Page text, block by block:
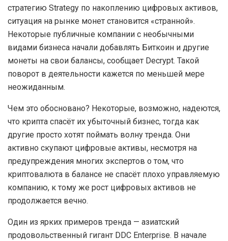
стратегию Strategy по накоплению цифровых активов,
ситуация на рынке монет становится «странной».
Некоторые публичные компании с необычными
видами бизнеса начали добавлять Биткоин и другие
монеты на свои балансы, сообщает Decrypt. Такой
поворот в деятельности кажется по меньшей мере
неожиданным.
Чем это обосновано? Некоторые, возможно, надеются,
что крипта спасёт их убыточный бизнес, тогда как
другие просто хотят поймать волну тренда. Они
активно скупают цифровые активы, несмотря на
предупреждения многих экспертов о том, что
криптовалюта в балансе не спасёт плохо управляемую
компанию, к тому же рост цифровых активов не
продолжается вечно.
Один из ярких примеров тренда — азиатский
продовольственный гигант DDC Enterprise. В начале